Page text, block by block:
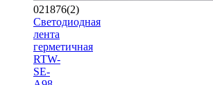
021876(2)
Светодиодная
лента
герметичная
RTW-
SE-